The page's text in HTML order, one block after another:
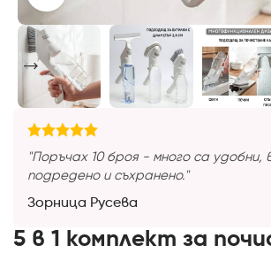
"Поръчах 10 броя - много са удобни,
подредено и съхранено."
Зорница Русева
5 в 1 комплект за